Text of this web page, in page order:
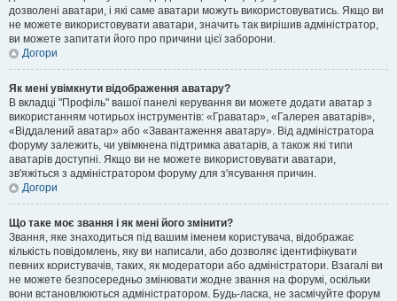
дозволені аватари, і які саме аватари можуть використовуватись. Якщо ви
не можете використовувати аватари, значить так вирішив адміністратор,
ви можете запитати його про причини цієї заборони.
Догори
Як мені увімкнути відображення аватару?
В вкладці "Профіль" вашої панелі керування ви можете додати аватар з
використанням чотирьох інструментів: «Граватар», «Галерея аватарів»,
«Віддалений аватар» або «Завантаження аватару». Від адміністратора
форуму залежить, чи увімкнена підтримка аватарів, а також які типи
аватарів доступні. Якщо ви не можете використовувати аватари,
зв'яжіться з адміністратором форуму для з'ясування причин.
Догори
Що таке моє звання і як мені його змінити?
Звання, яке знаходиться під вашим іменем користувача, відображає
кількість повідомлень, яку ви написали, або дозволяє ідентифікувати
певних користувачів, таких, як модератори або адміністратори. Взагалі ви
не можете безпосередньо змінювати жодне звання на форумі, оскільки
вони встановлюються адміністратором. Будь-ласка, не засмічуйте форум